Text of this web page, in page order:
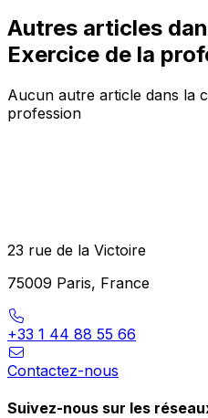
Autres articles
Exercice de la
Aucun autre article dans la
profession
23 rue de la Victoire
75009 Paris, France
+33 1 44 88 55 66
Contactez-nous
Suivez-nous sur les